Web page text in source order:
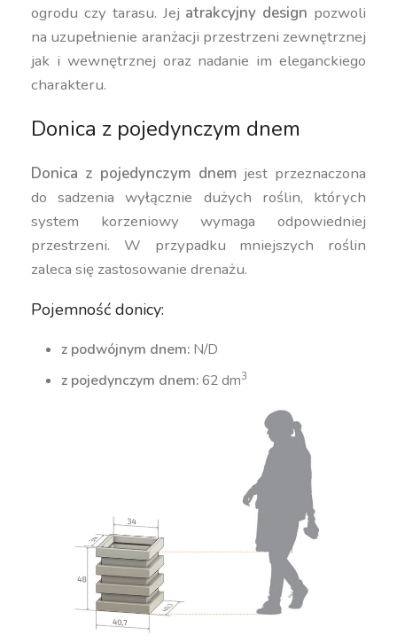
ogrodu czy tarasu. Jej atrakcyjny design pozwoli
na uzupełnienie aranżacji przestrzeni zewnętrznej
jak i wewnętrznej oraz nadanie im eleganckiego
charakteru.
Donica z pojedynczym dnem
Donica z pojedynczym dnemjest przeznaczona
do sadzenia wyłącznie dużych roślin, których
system korzeniowy wymaga odpowiedniej
przestrzeni. W przypadku mniejszych roślin
zaleca się zastosowanie drenażu.
Pojemność donicy:
z podwójnym dnem: N/D
z pojedynczym dnem:62 dm3